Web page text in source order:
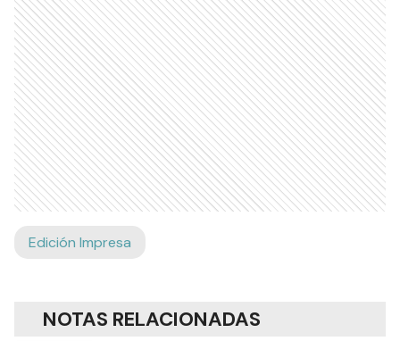
Edición Impresa
NOTAS RELACIONADAS